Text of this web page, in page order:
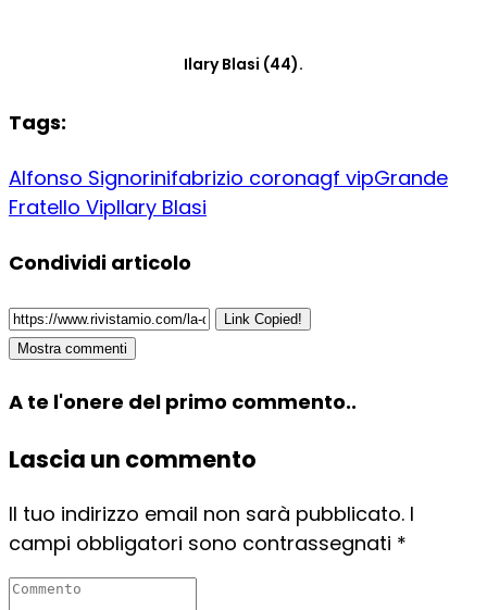
Ilary Blasi (44).
Tags:
Alfonso Signorinifabrizio coronagf vipGrande
Fratello VipIlary Blasi
Condividi articolo
Link Copied!
Mostra commenti
A te l'onere del primo commento..
Lascia un commento
Il tuo indirizzo email non sarà pubblicato. I
campi obbligatori sono contrassegnati *